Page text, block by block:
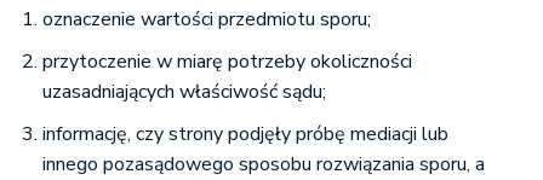
oznaczenie wartości przedmiotu sporu;
przytoczenie w miarę potrzeby okoliczności
uzasadniających właściwość sądu;
informację, czy strony podjęły próbę mediacji lub
innego pozasądowego sposobu rozwiązania sporu, a